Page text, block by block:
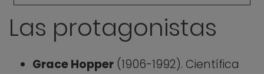
Las protagonistas
Grace Hopper (1906-1992). Científica